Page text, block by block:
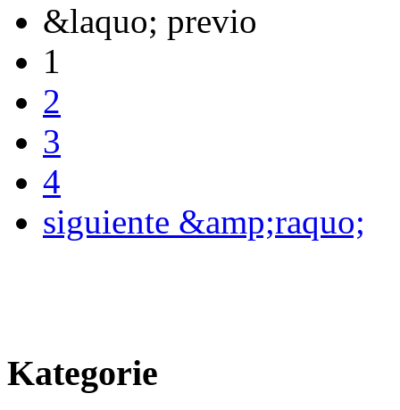
&laquo; previo
1
2
3
4
siguiente &amp;raquo;
Kategorie